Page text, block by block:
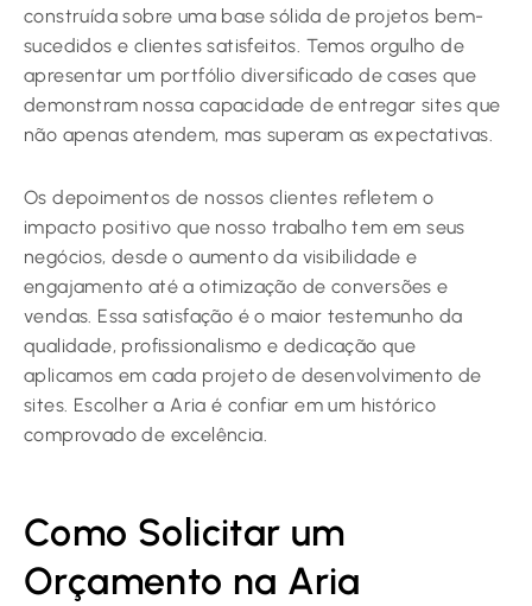
construída sobre uma base sólida de projetos bem-
sucedidos e clientes satisfeitos. Temos orgulho de
apresentar um portfólio diversificado de cases que
demonstram nossa capacidade de entregar sites que
não apenas atendem, mas superam as expectativas.
Os depoimentos de nossos clientes refletem o
impacto positivo que nosso trabalho tem em seus
negócios, desde o aumento da visibilidade e
engajamento até a otimização de conversões e
vendas. Essa satisfação é o maior testemunho da
qualidade, profissionalismo e dedicação que
aplicamos em cada projeto de desenvolvimento de
sites. Escolher a Aria é confiar em um histórico
comprovado de excelência.
Como Solicitar um
Orçamento na Aria